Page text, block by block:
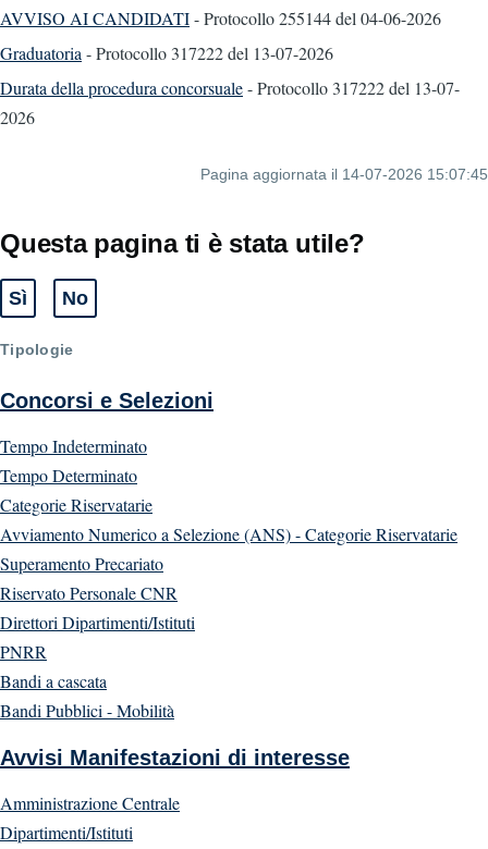
AVVISO AI CANDIDATI- Protocollo 255144del 04-06-2026
Graduatoria - Protocollo 317222del 13-07-2026
Durata della procedura concorsuale- Protocollo 317222del 13-07-
2026
Pagina aggiornata il 14-07-2026 15:07:45
Questa pagina ti è stata utile?
Sì
Tipologie
Concorsi e Selezioni
Tempo Indeterminato
Tempo Determinato
Categorie Riservatarie
Avviamento Numerico a Selezione (ANS) - Categorie Riservatarie
Superamento Precariato
Riservato Personale CNR
Direttori Dipartimenti/Istituti
PNRR
Bandi a cascata
Bandi Pubblici - Mobilità
Avvisi Manifestazioni di interesse
Amministrazione Centrale
Dipartimenti/Istituti